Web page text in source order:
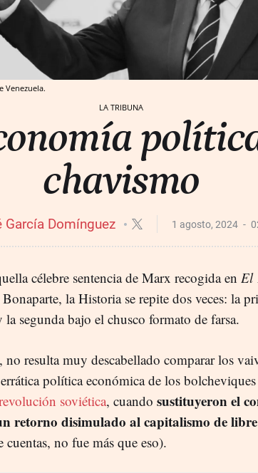
Venezuela.
LA TRIBUNA
chavismo
García Domínguez 1 agosto, 2024
célebre sentencia de Marx recogida en El
la Historia se repite dos veces: la
la segunda bajo el chusco formato de farsa.
no resulta muy descabellado comparar los
política económica de los bolcheviques
soviética, cuando sustituyeron el
retorno disimulado al capitalismo de libre
no fue más que eso).